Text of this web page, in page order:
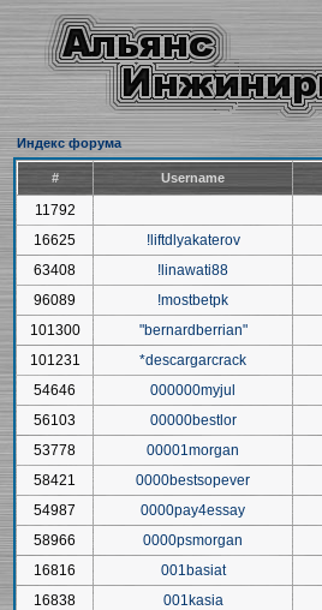
Индекс форума
# Username
11792
16625
!liftdlyakaterov
63408
!linawati88
96089
!mostbetpk
101300
"bernardberrian"
101231
*descargarcrack
54646
000000myjul
56103
00000bestlor
53778
00001morgan
58421
0000bestsopever
54987
0000pay4essay
58966
0000psmorgan
16816
001basiat
16838
001kasia